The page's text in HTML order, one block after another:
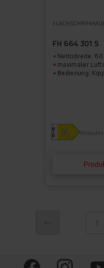
FH 664 301 S
Nettobreite: 60
maximaler
Bedienung:
Sie lesen